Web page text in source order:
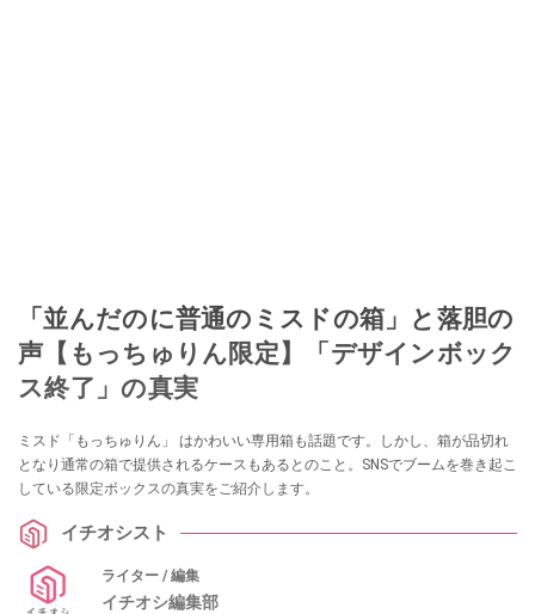
「並んだのに普通のミスドの箱」と落胆の
声【もっちゅりん限定】「デザインボック
ス終了」の真実
ミスド「もっちゅりん」 はかわいい専用箱も話題です。しかし、箱が品切れ
となり通常の箱で提供されるケースもあるとのこと。SNSでブームを巻き起こ
している限定ボックスの真実をご紹介します。
イチオシスト
ライター / 編集
イチオシ編集部